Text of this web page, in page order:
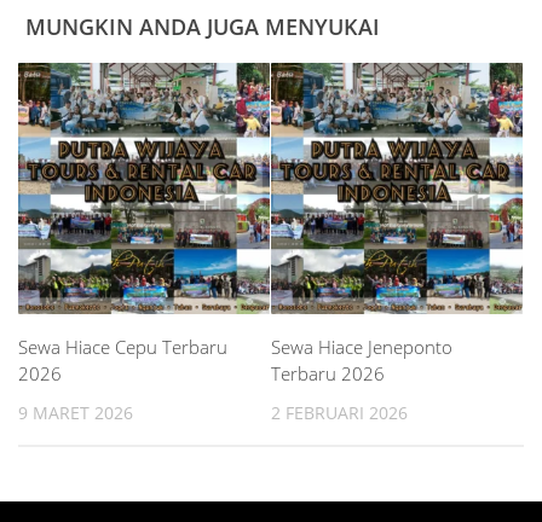
MUNGKIN ANDA JUGA MENYUKAI
Sewa Hiace Cepu Terbaru
2026
9 MARET 2026
Sewa Hiace Jeneponto
Terbaru 2026
2 FEBRUARI 2026